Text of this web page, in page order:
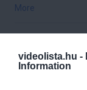
videolista.hu -
Information
More